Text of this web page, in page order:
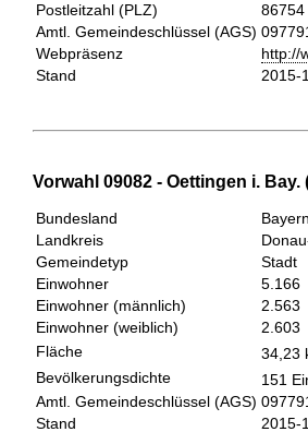
Postleitzahl (PLZ)
86754
Amtl. Gemeindeschlüssel (AGS)
Webpräsenz
http://
Stand
2015-
Vorwahl 09082 - Oettingen i. Bay.
Bundesland
Landkreis
Gemeindetyp
Stadt
Einwohner
5.166
Einwohner (männlich)
2.563
Einwohner (weiblich)
2.603
Fläche
34,23
Bevölkerungsdichte
151
Amtl. Gemeindeschlüssel (AGS)
Stand
2015-